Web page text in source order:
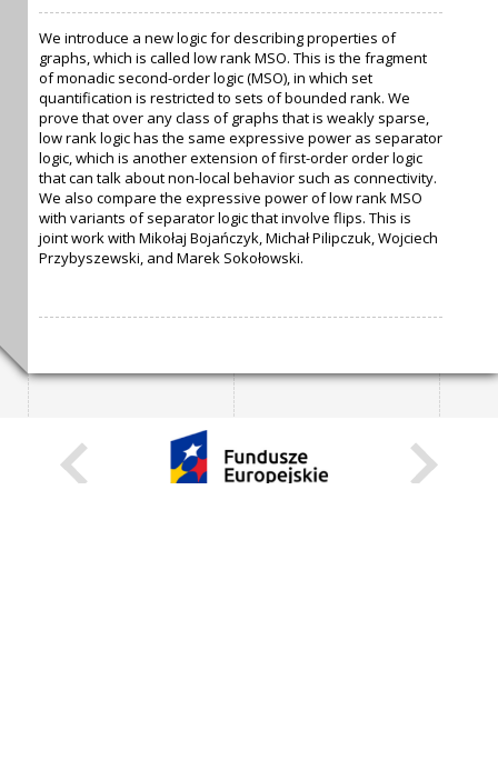
We introduce a new logic for describing properties of
graphs, which is called low rank MSO. This is the fragment
of monadic second-order logic (MSO), in which set
quantification is restricted to sets of bounded rank. We
prove that over any class of graphs that is weakly sparse,
low rank logic has the same expressive power as separator
logic, which is another extension of first-order order logic
that can talk about non-local behavior such as connectivity.
We also compare the expressive power of low rank MSO
with variants of separator logic that involve flips. This is
joint work with Mikołaj Bojańczyk, Michał Pilipczuk, Wojciech
Przybyszewski, and Marek Sokołowski.